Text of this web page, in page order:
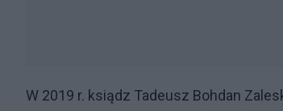
W 2019 r. ksiądz Tadeusz Bohdan